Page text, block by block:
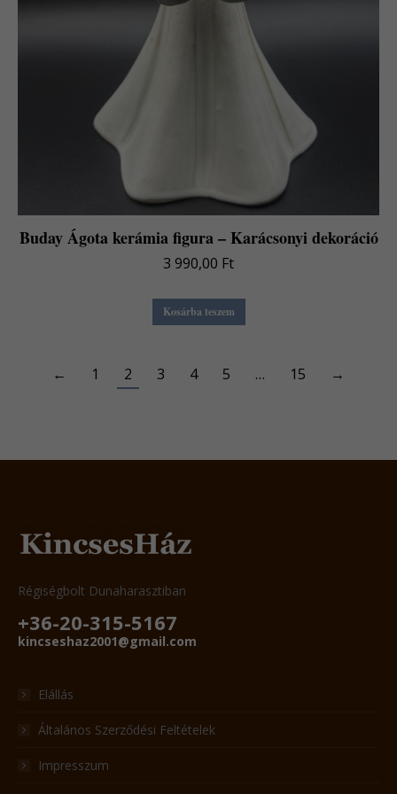
Buday Ágota kerámia figura – Karácsonyi dekoráció
3 990,00 Ft
Kosárba teszem
← 1 2 3 4 5 … 15 →
Régiségbolt Dunaharasztiban
+36-20-315-5167
kincseshaz2001@gmail.com
Elállás
Általános Szerződési Feltételek
Impresszum